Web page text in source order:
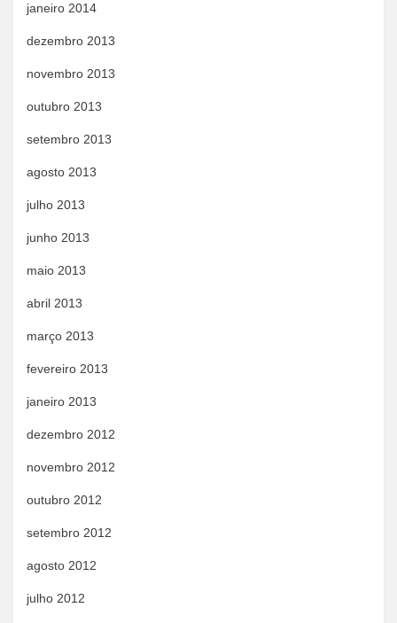
janeiro 2014
dezembro 2013
novembro 2013
outubro 2013
setembro 2013
agosto 2013
julho 2013
junho 2013
maio 2013
abril 2013
março 2013
fevereiro 2013
janeiro 2013
dezembro 2012
novembro 2012
outubro 2012
setembro 2012
agosto 2012
julho 2012